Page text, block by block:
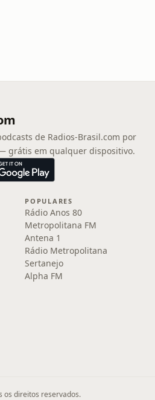
de Radios-Brasil.com por
grátis em qualquer dispositivo.
POPULARES
Rádio Anos 80
Metropolitana FM
Antena 1
Rádio Metropolitana
Sertanejo
Alpha FM
os direitos reservados.